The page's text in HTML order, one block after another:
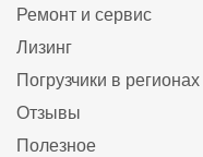
Ремонт и сервис
Лизинг
Погрузчики в регионах
Отзывы
Полезное